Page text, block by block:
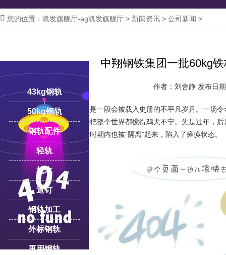
18100332293
 您的位置： 凯发旗舰厅-ag凯发旗舰厅 > 新闻资讯 > 公司新闻 >
中翔钢铁集团一批60kg
作者：刘舍静 发布日
2020年的开局，注定是一段会被载入史册的不平凡岁月。一场令
时候横行肆虐，如今已经把整个世界都搅得鸡犬不宁。先是过年，
货物配送的流程，在这段时期内也被“隔离”起来，陷入了瘫痪状态。
43kg钢轨
50kg钢轨
钢轨配件
轻轨
枕木
道钉
钢轨加工
外标钢轨
再用钢轨